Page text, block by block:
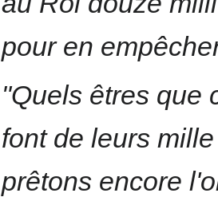
pour en
"Quels êtres que
font de leurs
prêtons encore